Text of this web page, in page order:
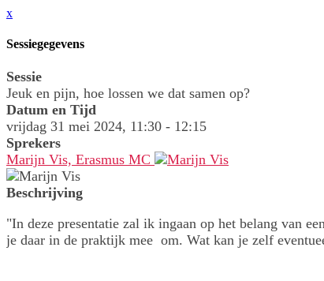
x
Sessiegegevens
Sessie
Jeuk en pijn, hoe lossen we dat samen op?
Datum en Tijd
vrijdag 31 mei 2024, 11:30 - 12:15
Sprekers
Marijn Vis, Erasmus MC
Beschrijving
"In deze presentatie zal ik ingaan op het belang van
je daar in de praktijk mee om. Wat kan je zelf